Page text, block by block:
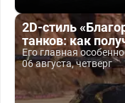
2D-стиль
танков: как
Его главная
06 августа, четверг